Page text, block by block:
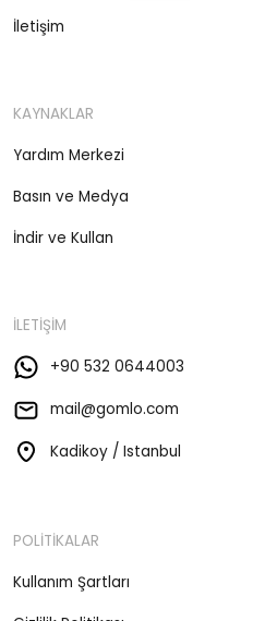
İletişim
KAYNAKLAR
Yardım Merkezi
Basın ve Medya
İndir ve Kullan
İLETİŞİM
+90 532 0644003
mail@gomlo.com
Kadikoy / Istanbul
POLİTİKALAR
Kullanım Şartları